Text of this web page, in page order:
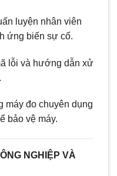
luyện nhân viên
ứng biến sự cố.
lỗi và hướng dẫn xử
máy đo chuyên dụng
bảo vệ máy.
NGHIỆP VÀ